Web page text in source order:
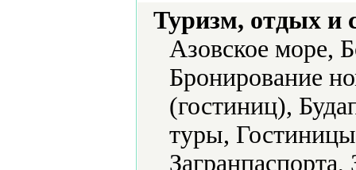
Туризм, отдых и
Азовское море,
Бронирование
(гостиниц),
туры,